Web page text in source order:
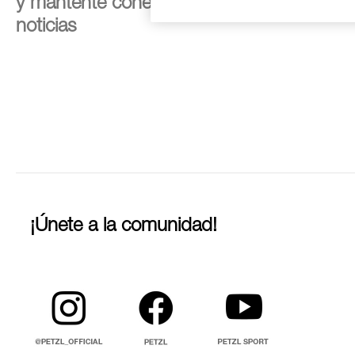
y mantente conectado con nuestras
noticias
¡Únete a la comunidad!